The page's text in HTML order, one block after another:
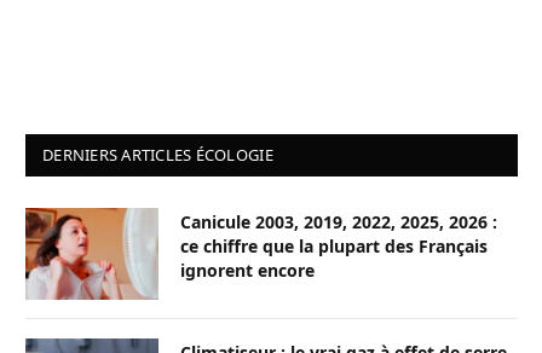
DERNIERS ARTICLES ÉCOLOGIE
Canicule 2003, 2019, 2022, 2025, 2026 :
ce chiffre que la plupart des Français
ignorent encore